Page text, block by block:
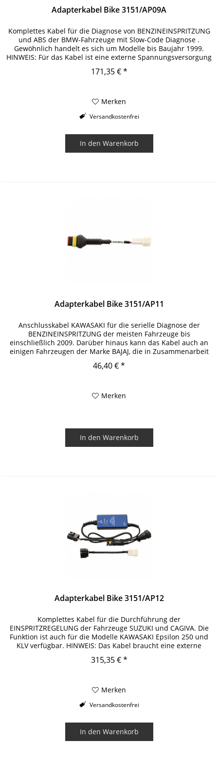
Adapterkabel Bike 3151/AP09A
Komplettes Kabel für die Diagnose von BENZINEINSPRITZUNG
und ABS der BMW-Fahrzeuge mit Slow-Code Diagnose .
Gewöhnlich handelt es sich um Modelle bis Baujahr 1999.
HINWEIS: Für das Kabel ist eine externe Spannungsversorgung
notwendig, um...
171,35 € *
Merken
Versandkostenfrei
In den Warenkorb
Adapterkabel Bike 3151/AP11
Anschlusskabel KAWASAKI für die serielle Diagnose der
BENZINEINSPRITZUNG der meisten Fahrzeuge bis
einschließlich 2009. Darüber hinaus kann das Kabel auch an
einigen Fahrzeugen der Marke BAJAJ, die in Zusammenarbeit
mit KAWASAKI...
46,40 € *
Merken
In den Warenkorb
Adapterkabel Bike 3151/AP12
Komplettes Kabel für die Durchführung der
EINSPRITZREGELUNG der Fahrzeuge SUZUKI und CAGIVA. Die
Funktion ist auch für die Modelle KAWASAKI Epsilon 250 und
KLV verfügbar. HINWEIS: Das Kabel braucht eine externe
Spannungsversorgung....
315,35 € *
Merken
Versandkostenfrei
In den Warenkorb